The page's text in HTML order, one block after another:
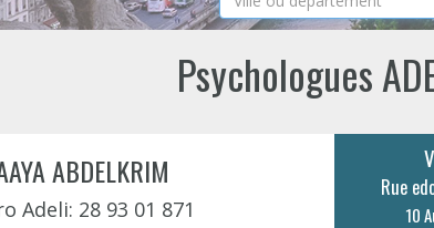
Psychologues
ABDELKRIM
Adeli: 28 93 01 871
Rue
10